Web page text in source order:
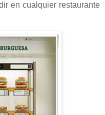
en cualquier restaurante